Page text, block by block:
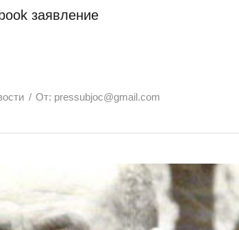
заявление
От: pressubjoc@gmail.com